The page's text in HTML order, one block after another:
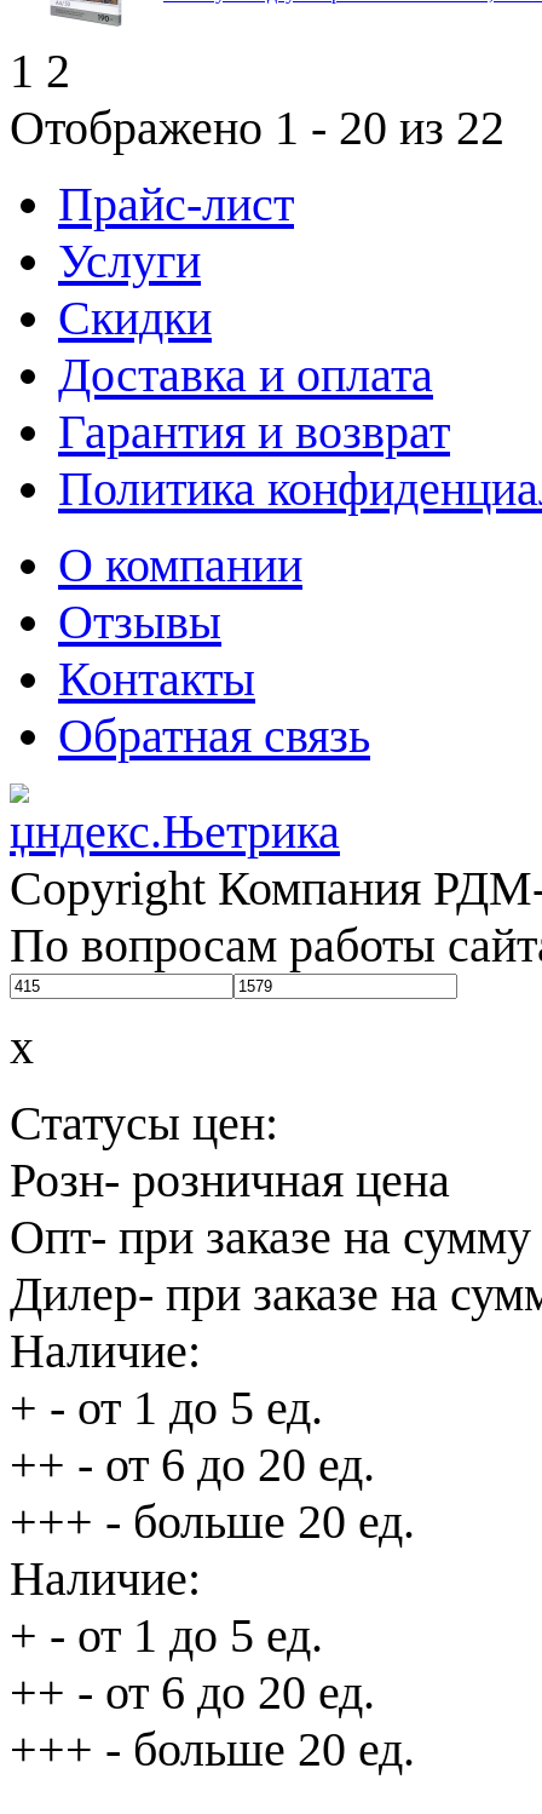
1 2
Отображено 1 - 20 из 22
Прайс-лист
Услуги
Скидки
Доставка и оплата
Гарантия и возврат
Политика
О компании
Отзывы
Контакты
Обратная связь
Copyright Компания
По вопросам работы
x
Статусы цен:
Розн- розничная цена
Опт- при заказе на
Дилер- при заказе на
Наличие:
+ - от 1 до 5 ед.
++ - от 6 до 20 ед.
+++ - больше 20 ед.
Наличие:
+ - от 1 до 5 ед.
++ - от 6 до 20 ед.
+++ - больше 20 ед.